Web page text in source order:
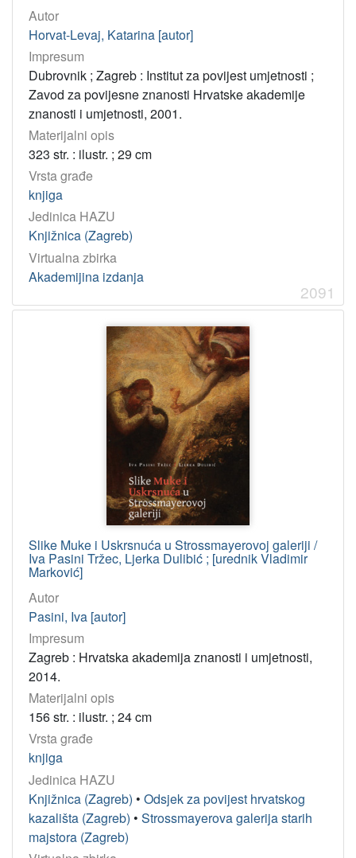
Autor
Horvat-Levaj, Katarina [autor]
Impresum
Dubrovnik ; Zagreb : Institut za povijest umjetnosti ;
Zavod za povijesne znanosti Hrvatske akademije
znanosti i umjetnosti, 2001.
Materijalni opis
323 str. : ilustr. ; 29 cm
Vrsta građe
knjiga
Jedinica HAZU
Knjižnica (Zagreb)
Virtualna zbirka
Akademijina izdanja
2091
Slike Muke i Uskrsnuća u Strossmayerovoj galeriji /
Iva Pasini Tržec, Ljerka Dulibić ; [urednik Vladimir
Marković]
Autor
Pasini, Iva [autor]
Impresum
Zagreb : Hrvatska akademija znanosti i umjetnosti,
2014.
Materijalni opis
156 str. : ilustr. ; 24 cm
Vrsta građe
knjiga
Jedinica HAZU
Knjižnica (Zagreb) • Odsjek za povijest hrvatskog
kazališta (Zagreb) • Strossmayerova galerija starih
majstora (Zagreb)